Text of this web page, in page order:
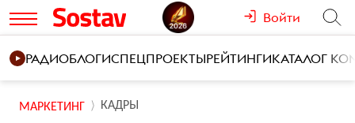
Войти
РАДИОБЛОГИСПЕЦПРОЕКТЫРЕЙТИНГИКАТАЛОГ
МАРКЕТИНГ КАДРЫ